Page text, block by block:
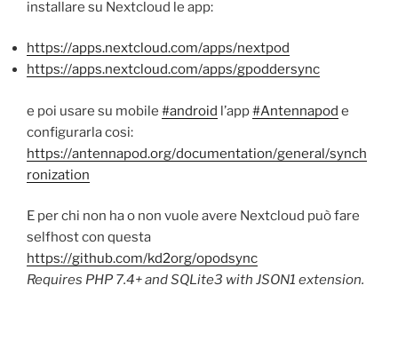
installare su Nextcloud le app:
https://apps.nextcloud.com/apps/nextpod
https://apps.nextcloud.com/apps/gpoddersync
e poi usare su mobile #android l’app#Antennapod e
configurarla cosi:
https://antennapod.org/documentation/general/synch
ronization
E per chi non ha o non vuole avere Nextcloud può fare
selfhost con questa
https://github.com/kd2org/opodsync
Requires PHP 7.4+ and SQLite3 with JSON1 extension.